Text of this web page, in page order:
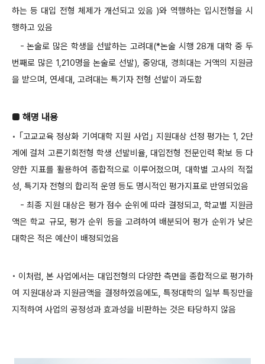
하는 등 대입 전형 체제가 개선되고 있음 )와 역행하는 입시전형을 시
행하고 있음
- 논술로 많은 학생을 선발하는 고려대(*논술 시행 28개 대학 중 두
번째로 많은 1,210명을 논술로 선발), 중앙대, 경희대는 거액의 지원금
을 받으며, 연세대, 고려대는 특기자 전형 선발이 과도함
■ 해명 내용
◦ ｢고교교육 정상화 기여대학 지원 사업｣ 지원대상 선정 평가는 1, 2단
계에 걸쳐 고른기회전형 학생 선발비율, 대입전형 전문인력 확보 등 다
양한 지표를 활용하여 종합적으로 이루어졌으며, 대학별 고사의 적절
성, 특기자 전형의 합리적 운영 등도 명시적인 평가지표로 반영되었음
- 최종 지원 대상은 평가 점수 순위에 따라 결정되고, 학교별 지원금
액은 학교 규모, 평가 순위 등을 고려하여 배분되어 평가 순위가 낮은
대학은 적은 예산이 배정되었음
◦ 이처럼, 본 사업에서는 대입전형의 다양한 측면을 종합적으로 평가하
여 지원대상과 지원금액을 결정하였음에도, 특정대학의 일부 특징만을
지적하여 사업의 공정성과 효과성을 비판하는 것은 타당하지 않음